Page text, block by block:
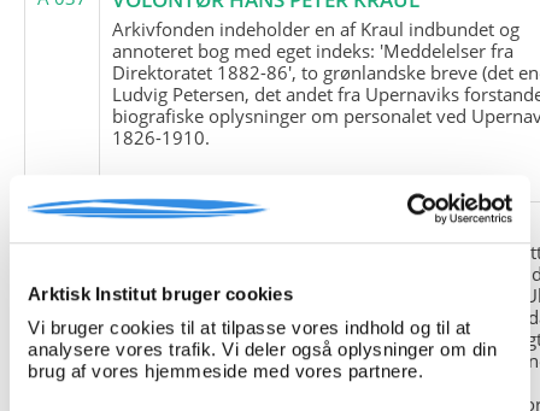
Arktisk Institut bruger cookies
Vi bruger cookies til at tilpasse vores indhold og til at
analysere vores trafik. Vi deler også oplysninger om din
brug af vores hjemmeside med vores partnere.
Arkivfonden indeholder en af Kraul indbundet og
annoteret bog med eget indeks: 'Meddelelser fra
Direktoratet 1882-86', to grønlandske breve (det
Ludvig Petersen, det andet fra Upernaviks
biografiske oplysninger om personalet ved
1826-1910.
A 038
FRIEDRICH LITTMANN
Denne arkivfond indeholder en kopi af Friedrich
upublicerede erindringer. Originalen befinder sig i
tyske historiker Franz Selingers privatarkiv i byen
Tyskland. Friedrich Littmann var en af de tyske
der var med i vejrstationen "Holzauge" i Hansa
Nordøstgrønland under Anden Verdenskrig.
"Holzauge" blev opdaget af Nordøstgrønlands
Slædepatrulje med Eli Knudsen som medlem og